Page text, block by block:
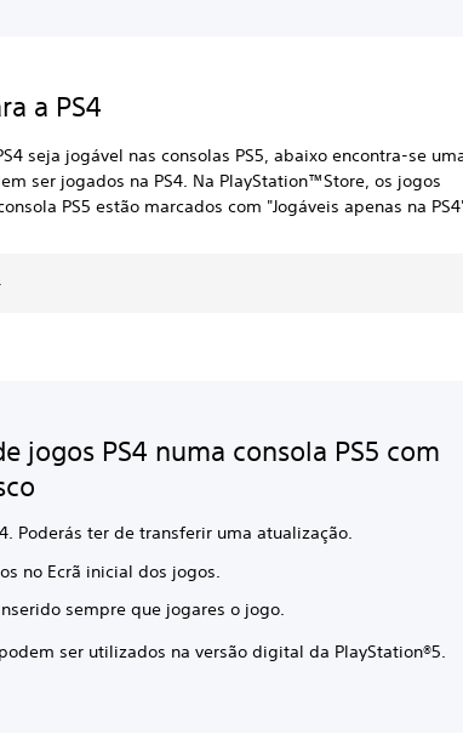
a PS4
seja jogável nas consolas PS5, abaixo encontra-se
ser jogados na PS4. Na PlayStation™Store, os jogos
PS5 estão marcados com "Jogáveis apenas na
jogos PS4 numa consola PS5 com
Poderás ter de transferir uma atualização.
no Ecrã inicial dos jogos.
sempre que jogares o jogo.
ser utilizados na versão digital da PlayStation®5.